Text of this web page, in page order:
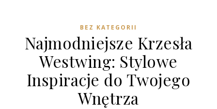
BEZ KATEGORII
Najmodniejsze Krzesła
Westwing: Stylowe
Inspiracje do Twojego
Wnętrza